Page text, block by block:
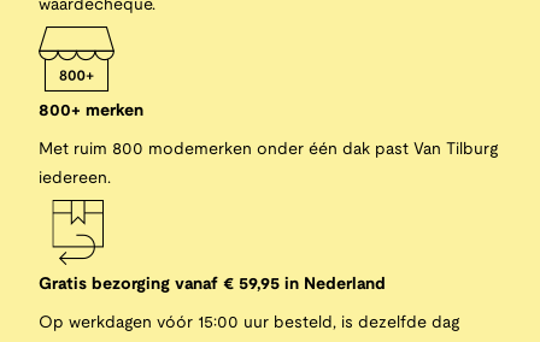
waardecheque.
800+ merken
Met ruim 800 modemerken onder één dak past Van Tilburg
iedereen.
Gratis bezorging vanaf € 59,95 in Nederland
Op werkdagen vóór 15:00 uur besteld, is dezelfde dag